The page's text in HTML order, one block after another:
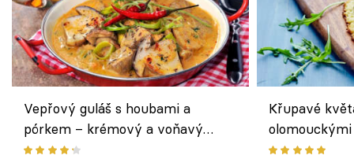
Vepřový guláš s houbami a
pórkem – krémový a voňavý
pokrm z jednoho hrnce
Křupavé
bezlepkový